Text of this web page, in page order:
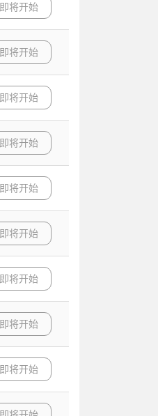
即将开始
即将开始
即将开始
即将开始
即将开始
即将开始
即将开始
即将开始
即将开始